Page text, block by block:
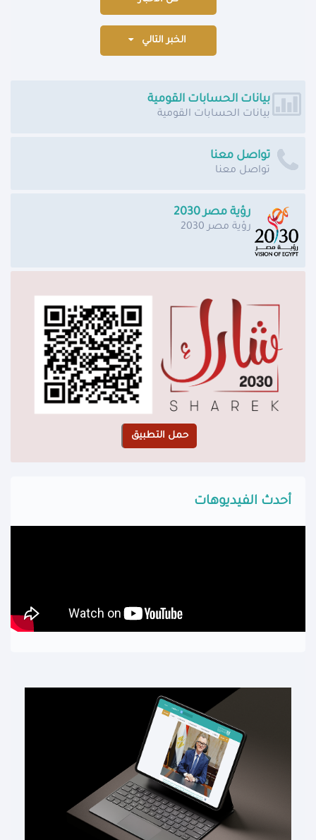
الخبر التالي
بيانات الحسابات القومية
بيانات الحسابات القومية
تواصل معنا
تواصل معنا
رؤية مصر 2030
رؤية مصر 2030
أحدث الفيديوهات